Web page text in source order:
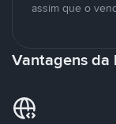
assim que o
Vantagens da